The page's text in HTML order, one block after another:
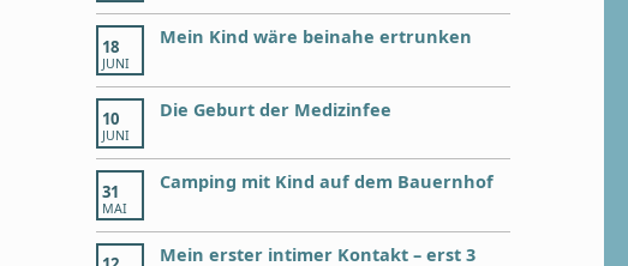
18
JUNI
Mein Kind wäre beinahe ertrunken
10
JUNI
Die Geburt der Medizinfee
31
MAI
Camping mit Kind auf dem Bauernhof
Mein erster intimer Kontakt – erst 3